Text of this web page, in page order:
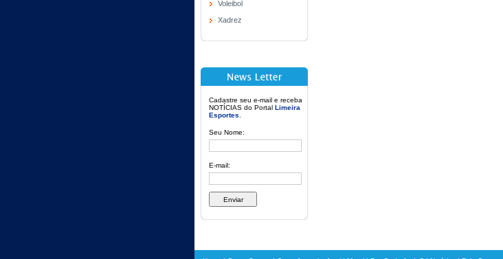
Voleibol
Xadrez
Cadastre seu e-mail e receba
NOTÍCIAS do Portal Limeira
Esportes
Seu Nome:
E-mail: